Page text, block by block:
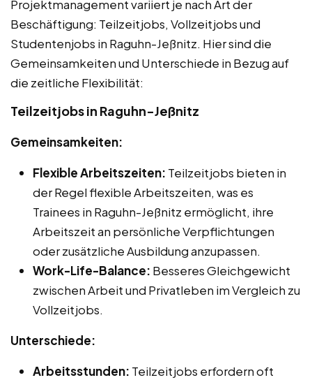
Projektmanagement variiert je nach Art der
Beschäftigung: Teilzeitjobs, Vollzeitjobs und
Studentenjobs in Raguhn-Jeßnitz. Hier sind die
Gemeinsamkeiten und Unterschiede in Bezug auf
die zeitliche Flexibilität:
Teilzeitjobs in Raguhn-Jeßnitz
Gemeinsamkeiten:
Flexible Arbeitszeiten: Teilzeitjobs bieten in
der Regel flexible Arbeitszeiten, was es
Trainees in Raguhn-Jeßnitz ermöglicht, ihre
Arbeitszeit an persönliche Verpflichtungen
oder zusätzliche Ausbildung anzupassen.
Work-Life-Balance: Besseres Gleichgewicht
zwischen Arbeit und Privatleben im Vergleich zu
Vollzeitjobs.
Unterschiede:
Arbeitsstunden: Teilzeitjobs erfordern oft